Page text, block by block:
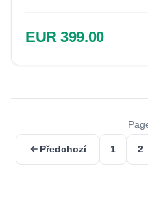
EUR 399.00
Předchozí 1 2